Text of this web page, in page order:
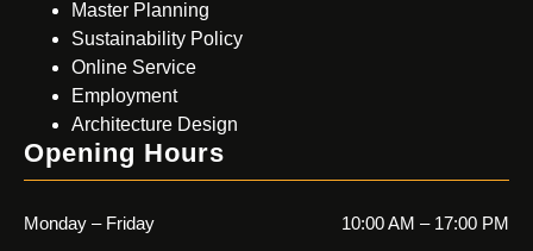
Master Planning
Sustainability Policy
Online Service
Employment
Architecture Design
Opening Hours
Monday – Friday 10:00 AM – 17:00 PM